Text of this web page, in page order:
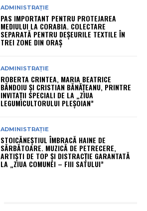
ADMINISTRAȚIE
PAS IMPORTANT PENTRU PROTEJAREA
MEDIULUI LA CORABIA. COLECTARE
SEPARATĂ PENTRU DEȘEURILE TEXTILE ÎN
TREI ZONE DIN ORAȘ
ADMINISTRAȚIE
ROBERTA CRINTEA, MARIA BEATRICE
BĂNDOIU ȘI CRISTIAN BĂNĂȚEANU, PRINTRE
INVITAȚII SPECIALI DE LA „ZIUA
LEGUMICULTORULUI PLEȘOIAN”
ADMINISTRAȚIE
STOICĂNEȘTIUL ÎMBRACĂ HAINE DE
SĂRBĂTOARE. MUZICĂ DE PETRECERE,
ARTIȘTI DE TOP ȘI DISTRACȚIE GARANTATĂ
LA „ZIUA COMUNEI – FIII SATULUI”